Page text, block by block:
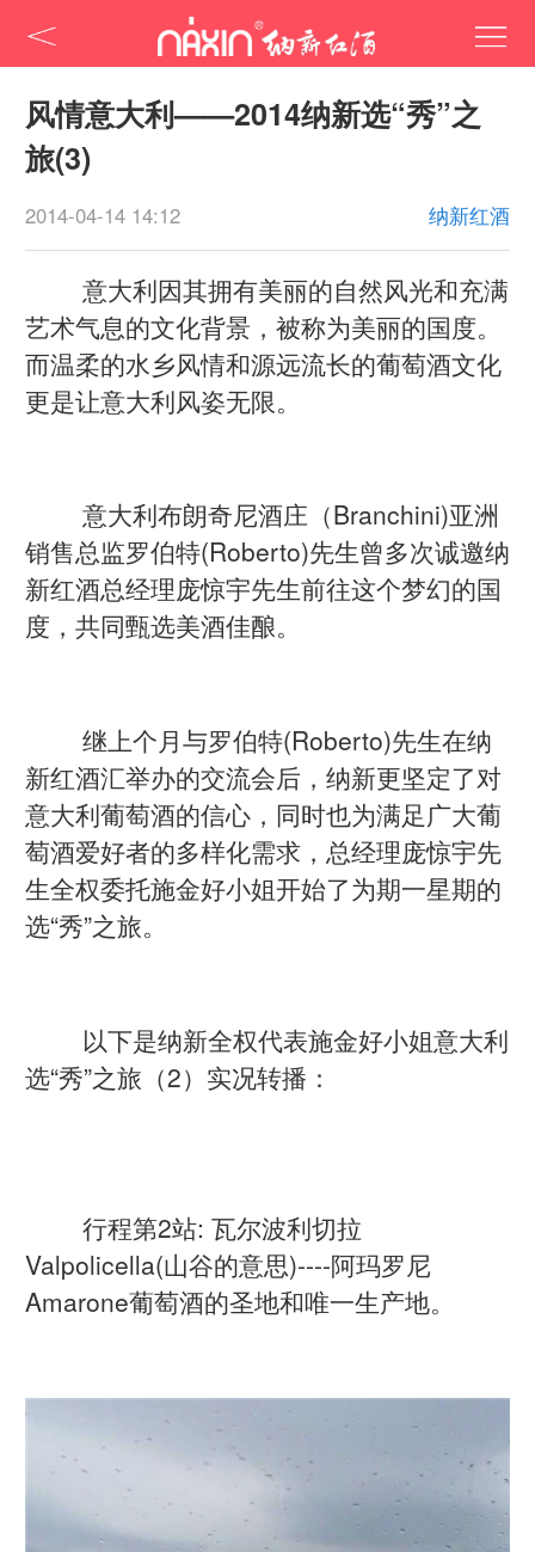
风情意大利——2014纳新选“秀”之
旅(3)
纳新红酒
2014-04-14 14:12
意大利因其拥有美丽的自然风光和充满
艺术气息的文化背景，被称为美丽的国度。
而温柔的水乡风情和源远流长的葡萄酒文化
更是让意大利风姿无限。
意大利布朗奇尼酒庄（Branchini)亚洲
销售总监罗伯特(Roberto)先生曾多次诚邀纳
新红酒总经理庞惊宇先生前往这个梦幻的国
度，共同甄选美酒佳酿。
继上个月与罗伯特(Roberto)先生在纳
新红酒汇举办的交流会后，纳新更坚定了对
意大利葡萄酒的信心，同时也为满足广大葡
萄酒爱好者的多样化需求，总经理庞惊宇先
生全权委托施金好小姐开始了为期一星期的
选“秀”之旅。
以下是纳新全权代表施金好小姐意大利
选“秀”之旅（2）实况转播：
行程第2站: 瓦尔波利切拉
Valpolicella(山谷的意思)----阿玛罗尼
Amarone葡萄酒的圣地和唯一生产地。